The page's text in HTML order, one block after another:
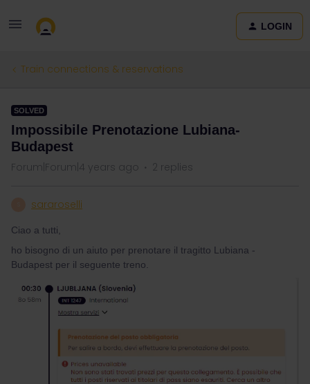
LOGIN
Train connections & reservations
SOLVED
Impossibile Prenotazione Lubiana-
Budapest
Forum|Forum|4 years ago 2 replies
sararoselli
Ciao a tutti,
ho bisogno di un aiuto per prenotare il tragitto Lubiana -
Budapest per il seguente treno.